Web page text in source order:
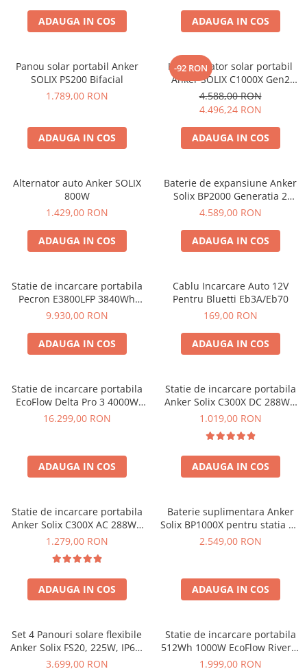
Cabluri panouri fotovoltaice
Cabluri pentru echipamente
Accesorii
Monitorizare si control
Invertoare Off-grid
Acumulatori de stocare
Iluminat solar
Acumulatori
Acumulatori Litiu
Acumulatori Gel
Electronice
Roboti Pornire Auto
Statii de incarcare vehicule
electrice
Stabilizatoare Tensiune
Anemometre
Clampmetre
Detectoare
Multimetre Portabile
Tahometre
Termometre
Testere
ADAUGA IN COS ADAUGA IN COS
Panou solar portabil Anker
SOLIX PS200 Bifacial
1.789,00 RON
ADAUGA IN COS
-92 RON
Kit generator solar portabil
Anker SOLIX C1000X Gen2
2000W 1024Wh + panou 100W
4.588,00 RON
4.496,24 RON
ADAUGA IN COS
Alternator auto Anker SOLIX
800W
1.429,00 RON
ADAUGA IN COS
Baterie de expansiune Anker
Solix BP2000 Generatia 2
pentru Anker Solix C2000 Gen
4.589,00 RON
ADAUGA IN COS
Statie de incarcare portabila
Pecron E3800LFP 3840Wh
4200W + Carucior CADOU
9.930,00 RON
ADAUGA IN COS
Cablu Incarcare Auto 12V
Pentru Bluetti Eb3A/Eb70
169,00 RON
ADAUGA IN COS
Statie de incarcare portabila
EcoFlow Delta Pro 3 4000W
4096Wh
16.299,00 RON
ADAUGA IN COS
Statie de incarcare portabila
Anker Solix C300X DC 288Wh
300W
1.019,00 RON
ADAUGA IN COS
Statie de incarcare portabila
Anker Solix C300X AC 288Wh
300W
1.279,00 RON
ADAUGA IN COS
Baterie suplimentara Anker
Solix BP1000X pentru statia de
alimentare portabila Anker
2.549,00 RON
ADAUGA IN COS
Set 4 Panouri solare flexibile
Anker Solix FS20, 225W, IP67,
Tehnologie TOPCon
3.699,00 RON
Statie de incarcare portabila
512Wh 1000W EcoFlow River 2
Max
1.999,00 RON